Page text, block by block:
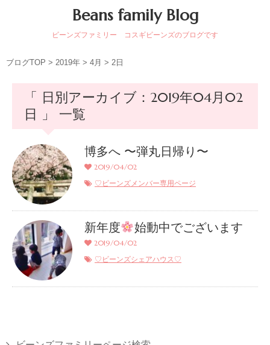
Beans family Blog
ビーンズファミリー コスギビーンズのブログです
ブログTOP > 2019年 > 4月 > 2日
「 日別アーカイブ：2019年04月02
日 」 一覧
博多へ 〜弾丸日帰り〜
2019/04/02
♡ビーンズメンバー専用ページ
新年度 始動中でございます
2019/04/02
♡ビーンズシェアハウス♡